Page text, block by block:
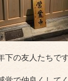
下の友人たちで